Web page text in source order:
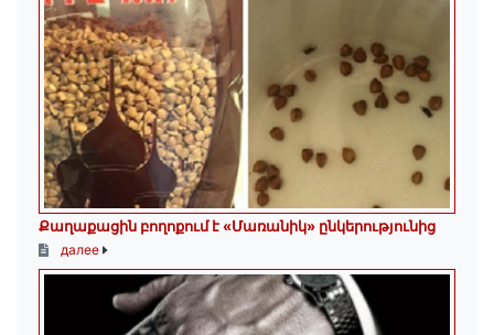
Քաղաքացին բողոքում է «Մառանիկ» ընկերությունից
далее